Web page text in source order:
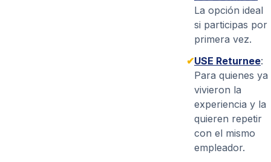
La opción ideal
si participas por
primera vez.
✔USE Returnee:
Para quienes ya
vivieron la
experiencia y la
quieren repetir
con el mismo
empleador.